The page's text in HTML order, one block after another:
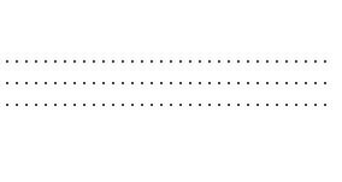
. . . . . . . . . . . . . . . . . . . . . . . . . . . . . . . . .
. . . . . . . . . . . . . . . . . . . . . . . . . . . . . . . . .
. . . . . . . . . . . . . . . . . . . . . . . . . . . . . . . . .